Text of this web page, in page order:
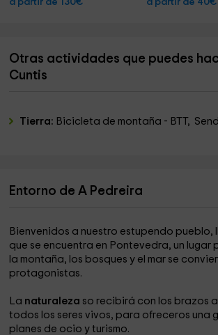
a partir de 130€ a partir de 40€
Otras actividades que puedes
Cuntis
Tierra: Bicicleta de montaña - BTT,
Entorno de A Pedreira
Bienvenidos a nuestro estupendo pueblo,
que se encuentra en Pontevedra, un lugar
la montaña, los bosques y el mar se
protagonistas.
La naturaleza so recibirá con los brazos
todos los seres vivos, para ofreceros una
planes de ocio y turismo.